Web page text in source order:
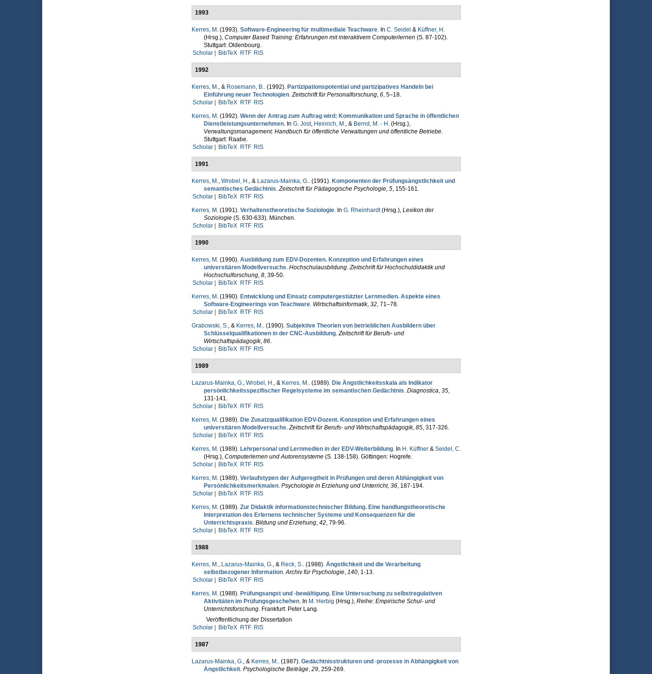
1993
Kerres, M . (1993). Software-Engineering für multimediale Teachware. In C. Seidel & Küffner, H.
(Hrsg.), Computer Based Training: Erfahrungen mit inter­aktivem Computerlernen (S. 87-102).
Stuttgart: Oldenbourg.
Scholar |
BibTeX RTF RIS
1992
Kerres, M., & Rosemann, B.. (1992). Partizipationspotential und partizipatives Handeln bei
Einführung neuer Tech­nologien.Zeitschrift für Per­sonal­for­schung, 6, 5–18.
Scholar |
BibTeX RTF RIS
Kerres, M . (1992). Wenn der Antrag zum Auftrag wird: Kommunikation und Sprache in öffentlichen
Dienstleistungsunternehmen. In G. Jost, Heinrich, M., & Bernd, M. - H.(Hrsg.),
Verwaltungsmanagement: Handbuch für öffentliche Verwaltungen und öffentliche Betriebe.
Stuttgart: Raabe.
Scholar |
BibTeX RTF RIS
1991
Kerres, M., Wrobel, H., & Lazarus-Mainka, G.. (1991). Kompo­nenten der Prüfungsängstlichkeit und
semantisches Ge­dächtnis.Zeitschrift für Pädagogische Psychologie, 5, 155-161.
Scholar |
BibTeX RTF RIS
Kerres, M . (1991). Verhaltenstheoretische Sozio­logie. In G. Rheinhardt(Hrsg.), Lexikon der
Soziologie(S. 630-633). München.
Scholar |
BibTeX RTF RIS
1990
Kerres, M . (1990). Ausbildung zum EDV-Dozenten. Konzeption und Erfahrungen eines
universitären Modellversuchs. Hochschulausbildung. Zeit­schrift für Hochschuldidaktik und
Hochschulforschung, 8, 39-50.
Scholar |
BibTeX RTF RIS
Kerres, M . (1990). Entwicklung und Einsatz computergestützter Lernmedien. Aspekte eines
Software-Engineerings von Teachware. Wirtschaftsinformatik, 32, 71–78.
Scholar |
BibTeX RTF RIS
Grabowski, S., & Kerres, M.. (1990). Subjektive Theorien von be­trieblichen Ausbil­dern über
Schlüsselqualifikationen in der CNC-Ausbildung.Zeitschrift für Berufs- und
Wirtschaftspädagogik, 86.
Scholar |
BibTeX RTF RIS
1989
Lazarus-Mainka, G., Wrobel, H., & Kerres, M.. (1989). Die Ängstlich­keits­skala als Indikator
persönlichkeitsspezi­fischer Regelsysteme im semantischen Gedächtnis. Diagnostica, 35,
131-141.
Scholar |
BibTeX RTF RIS
Kerres, M . (1989). Die Zusatzqualifikation EDV-Dozent. Konzeption und Erfah­rungen eines
universitären Modellversuchs.Zeitschrift für Berufs- und Wirtschaftspädagogik, 85, 317-326.
Scholar |
BibTeX RTF RIS
Kerres, M . (1989). Lehrpersonal und Lernmedien in der EDV-Weiterbil­dung. In H. Küffner& Seidel, C.
(Hrsg.), Computerlernen und Autorensysteme(S. 138-158). Göttingen: Hogrefe.
Scholar |
BibTeX RTF RIS
Kerres, M . (1989). Verlaufstypen der Aufgeregtheit in Prü­fungen und de­ren Abhän­gig­keit von
Persönlichkeitsmerkmalen. Psychologie in Erziehung und Unterricht, 36, 187-194.
Scholar |
BibTeX RTF RIS
Kerres, M . (1989). Zur Didaktik informationstechnischer Bildung. Eine handlungstheoretische
Interpretation des Erlernens technischer Systeme und Konsequenzen für die
Unterrichtspraxis. Bildung und Erziehung, 42, 79-96.
Scholar |
BibTeX RTF RIS
1988
Kerres, M., Lazarus-Mainka, G., & Reck, S.. (1988). Ängstlichkeit und die Verarbeitung
selbstbezogener Information.Archiv für Psychologie, 140, 1-13.
Scholar |
BibTeX RTF RIS
Kerres, M . (1988). Prüfungsangst und -bewältigung. Eine Un­tersuchung zu selbstregulativen
Aktivitäten im Prüfungsgeschehen. In M. Herbig (Hrsg.), Reihe: Empirische Schul- und
Unterrichtsforschung. Frankfurt: Peter Lang.
Veröffentlichung der Dissertation
Scholar |
BibTeX RTF RIS
1987
Lazarus-Mainka, G., & Kerres, M.. (1987). Gedächtnisstrukturen und -prozesse in Abhängigkeit von
Ängstlichkeit. Psychologische Beiträge, 29, 259-269.